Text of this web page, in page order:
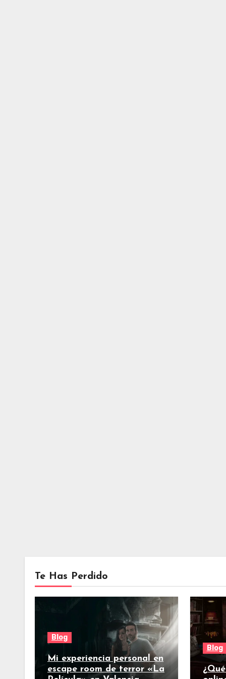
Te Has Perdido
Blog
Mi experiencia personal en
escape room de terror «La
Blog